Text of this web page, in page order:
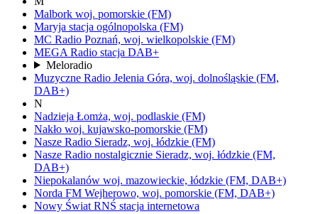
Malbork woj. pomorskie (FM)
Maryja stacja ogólnopolska (FM)
MC Radio Poznań, woj. wielkopolskie (FM)
MEGA Radio stacja DAB+
Meloradio
Muzyczne Radio Jelenia Góra, woj. dolnośląskie (FM,
DAB+)
N
Nadzieja Łomża, woj. podlaskie (FM)
Nakło woj. kujawsko-pomorskie (FM)
Nasze Radio Sieradz, woj. łódzkie (FM)
Nasze Radio nostalgicznie Sieradz, woj. łódzkie (FM,
DAB+)
Niepokalanów woj. mazowieckie, łódzkie (FM, DAB+)
Norda FM Wejherowo, woj. pomorskie (FM, DAB+)
Nowy Świat RNŚ stacja internetowa